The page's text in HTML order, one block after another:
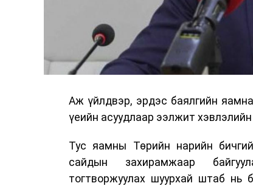
Аж үйлдвэр, эрдэс баялгийн
үеийн асуудлаар ээлжит хэвлэлийн
Тус яамны Төрийн нарийн
сайдын захирамжаар
тогтворжуулах шуурхай штаб нь